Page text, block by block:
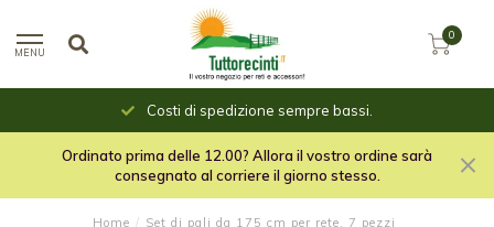
MENU
0
Costi di spedizione sempre bassi.
Ordinato prima delle 12.00? Allora il vostro ordine sarà
consegnato al corriere il giorno stesso.
Home / Set di pali da 175 cm per rete, 7 pezzi